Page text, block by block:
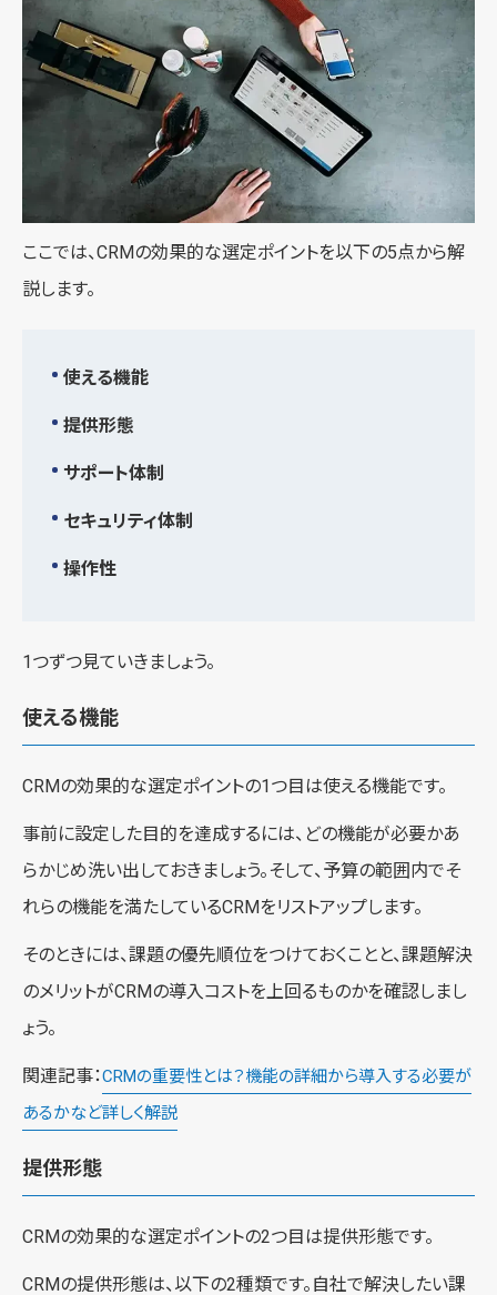
ここでは、CRMの効果的な選定ポイントを以下の5点から解
説します。
使える機能
提供形態
サポート体制
セキュリティ体制
操作性
1つずつ見ていきましょう。
使える機能
CRMの効果的な選定ポイントの1つ目は使える機能です。
事前に設定した目的を達成するには、どの機能が必要かあ
らかじめ洗い出しておきましょう。そして、予算の範囲内でそ
れらの機能を満たしているCRMをリストアップします。
そのときには、課題の優先順位をつけておくことと、課題解決
のメリットがCRMの導入コストを上回るものかを確認しまし
ょう。
関連記事：CRMの重要性とは？機能の詳細から導入する必要が
あるかなど詳しく解説
提供形態
CRMの効果的な選定ポイントの2つ目は提供形態です。
CRMの提供形態は、以下の2種類です。自社で解決したい課